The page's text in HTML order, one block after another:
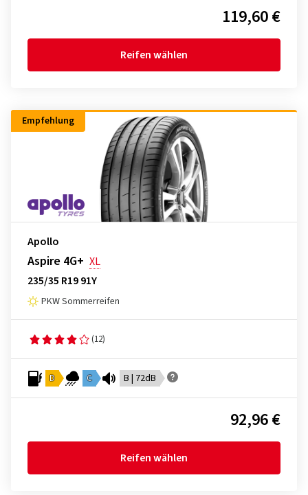
119,60 €
Reifen wählen
Empfehlung
Apollo
Aspire 4G+ XL
235/35 R19 91Y
PKW Sommerreifen
(12)
D C B | 72dB
92,96 €
Reifen wählen